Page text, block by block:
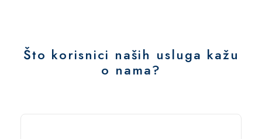
Što korisnici naših usluga kažu
o nama?